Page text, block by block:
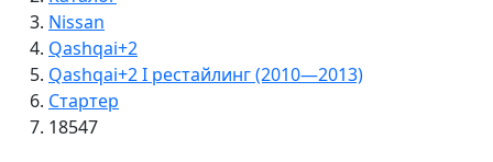
Nissan
Qashqai+2
Qashqai+2 I рестайлинг (2010—2013)
Стартер
18547